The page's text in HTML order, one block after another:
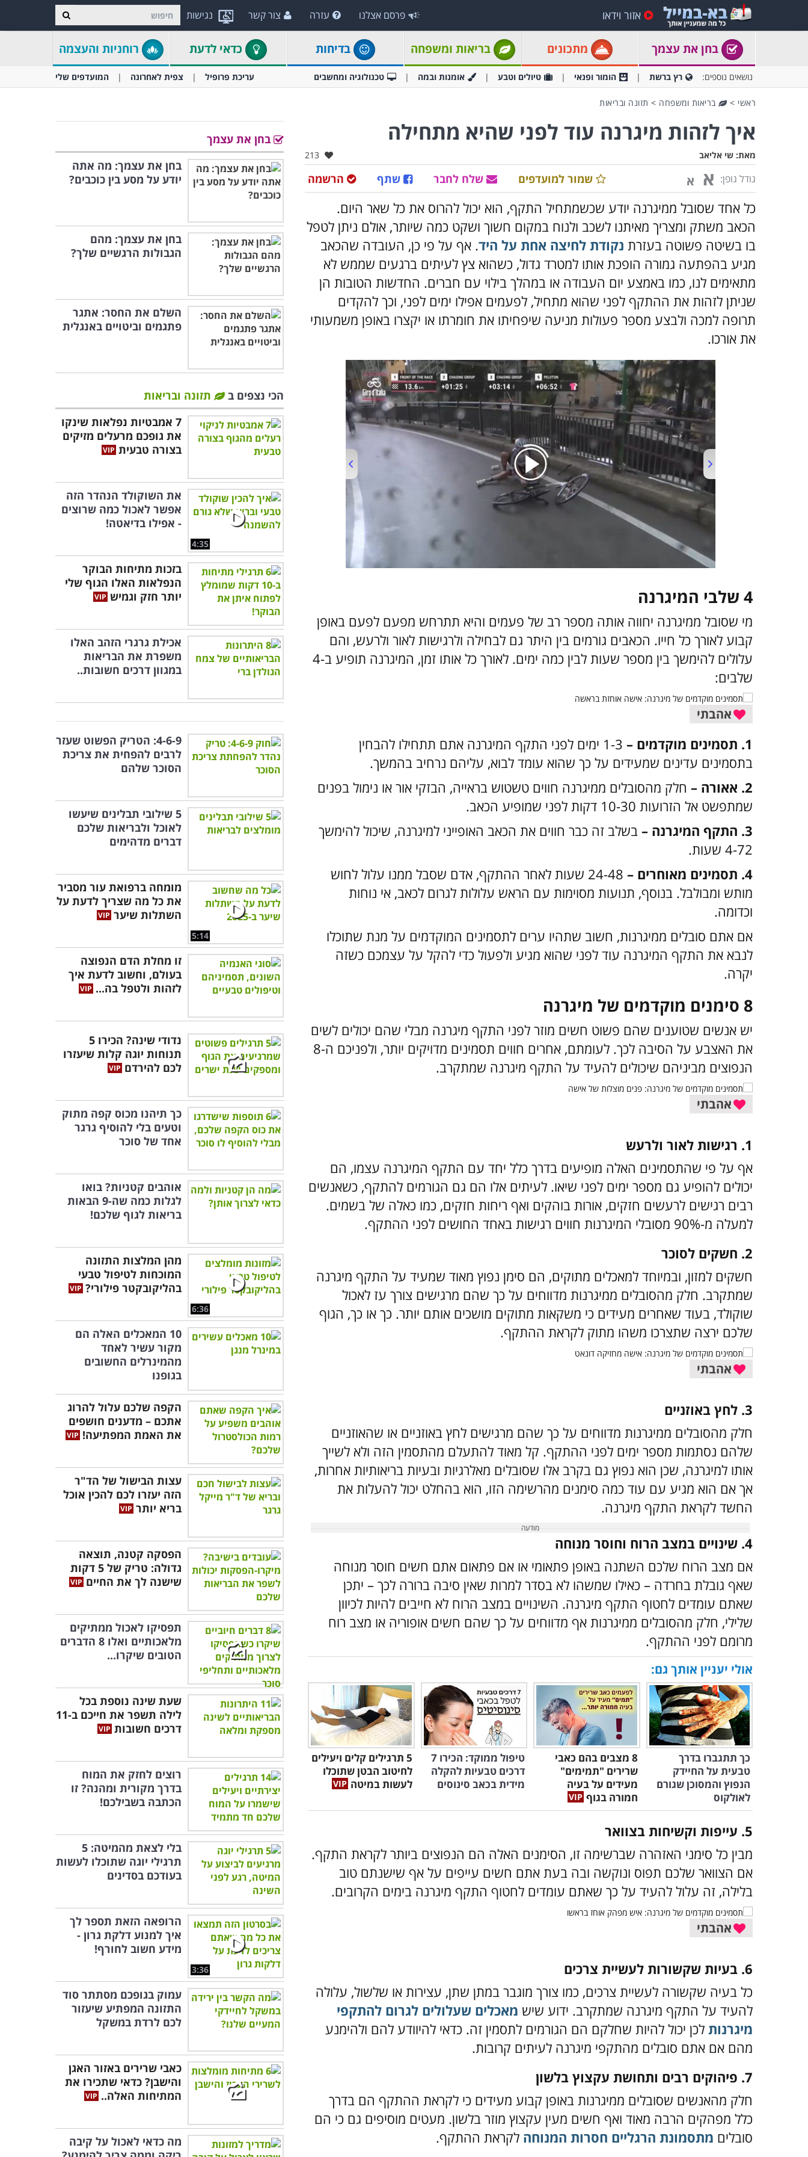
נגישות אזור וידאו פרסם אצלנו עזרה צור קשר
בחן את עצמך מתכונים בריאות ומשפחה בדיחות כדאי לדעת רוחניות והעצמה
נושאים נוספים: רץ ברשת הומור ופנאי טיולים וטבע אומנות ובמה טכנולוגיה ומחשבים עריכת פרופיל צפית לאחרונה המועדפים שלי
ראשי > בריאות ומשפחה > תזונה ובריאות
איך לזהות מיגרנה עוד לפני שהיא מתחילה
מאת: שי אליאב אהבו:
213
גודל גופן: א א הרשמה שתף שלח לחבר שמור למועדפים
כל אחד שסובל ממיגרנה יודע שכשמתחיל התקף, הוא יכול להרוס את כל שאר היום.
הכאב משתק ומצריך מאיתנו לשכב ולנוח במקום חשוך ושקט כמה שיותר, אולם ניתן לטפל
בו בשיטה פשוטה בעזרת נקודת לחיצה אחת על היד. אף על פי כן, העובדה שהכאב
מגיע בהפתעה גמורה הופכת אותו למטרד גדול, כשהוא צץ לעיתים ברגעים שממש לא
מתאימים לנו, כמו באמצע יום העבודה או במהלך בילוי עם חברים. החדשות הטובות הן
שניתן לזהות את ההתקף לפני שהוא מתחיל, לפעמים אפילו ימים לפני, וכך להקדים
תרופה למכה ולבצע מספר פעולות מניעה שיפחיתו את חומרתו או יקצרו באופן משמעותי
את אורכו.
4 שלבי המיגרנה
מי שסובל ממיגרנה יחווה אותה מספר רב של פעמים והיא תתרחש מפעם לפעם באופן
קבוע לאורך כל חייו. הכאבים גורמים בין היתר גם לבחילה ולרגישות לאור ולרעש, והם
עלולים להימשך בין מספר שעות לבין כמה ימים. לאורך כל אותו זמן, המיגרנה תופיע ב-4
שלבים:
אהבתי
1. תסמינים מוקדמים –
1-3 ימים לפני התקף המיגרנה אתם תתחילו להבחין
בתסמינים עדינים שמעידים על כך שהוא עומד לבוא, עליהם נרחיב בהמשך.
2. אאורה –
חלק מהסובלים ממיגרנה חווים טשטוש בראייה, הבזקי אור או נימול בפנים
שמתפשט אל הזרועות 10-30 דקות לפני שמופיע הכאב.
3. התקף המיגרנה –
בשלב זה כבר חווים את הכאב האופייני למיגרנה, שיכול להימשך
4-72 שעות.
4. תסמינים מאוחרים –
24-48 שעות לאחר ההתקף, אדם שסבל ממנו עלול לחוש
מותש ומבולבל. בנוסף, תנועות מסוימות עם הראש עלולות לגרום לכאב, אי נוחות
וכדומה.
אם אתם סובלים ממיגרנות, חשוב שתהיו ערים לתסמינים המוקדמים על מנת שתוכלו
לנבא את התקף המיגרנה עוד לפני שהוא מגיע ולפעול כדי להקל על עצמכם כשזה
יקרה.
8 סימנים מוקדמים של מיגרנה
יש אנשים שטוענים שהם פשוט חשים מוזר לפני התקף מיגרנה מבלי שהם יכולים לשים
את האצבע על הסיבה לכך. לעומתם, אחרים חווים תסמינים מדויקים יותר, ולפניכם ה-8
הנפוצים מביניהם שיכולים להעיד על התקף מיגרנה שמתקרב.
אהבתי
1. רגישות לאור ולרעש
אף על פי שהתסמינים האלה מופיעים בדרך כלל יחד עם התקף המיגרנה עצמו, הם
יכולים להופיע גם מספר ימים לפני שיאו. לעיתים אלו הם גם הגורמים להתקף, כשאנשים
רבים רגישים לרעשים חזקים, אורות בוהקים ואף ריחות חזקים, כמו כאלה של בשמים.
למעלה מ-90% מסובלי המיגרנות חווים רגישות באחד החושים לפני ההתקף.
2. חשקים לסוכר
חשקים למזון, ובמיוחד למאכלים מתוקים, הם סימן נפוץ מאוד שמעיד על התקף מיגרנה
שמתקרב. חלק מהסובלים ממיגרנות מדווחים על כך שהם מרגישים צורך עז לאכול
שוקולד, בעוד שאחרים מעידים כי משקאות מתוקים מושכים אותם יותר. כך או כך, הגוף
שלכם ירצה שתצרכו משהו מתוק לקראת ההתקף.
אהבתי
3. לחץ באוזניים
חלק מהסובלים ממיגרנות מדווחים על כך שהם מרגישים לחץ באוזניים או שהאוזניים
שלהם נסתמות מספר ימים לפני ההתקף. קל מאוד להתעלם מהתסמין הזה ולא לשייך
אותו למיגרנה, שכן הוא נפוץ גם בקרב אלו שסובלים מאלרגיות ובעיות בריאותיות אחרות,
אך אם הוא מגיע עם עוד כמה סימנים מהרשימה הזו, הוא בהחלט יכול להעלות את
החשד לקראת התקף מיגרנה.
4. שינויים במצב הרוח וחוסר מנוחה
אם מצב הרוח שלכם השתנה באופן פתאומי או אם פתאום אתם חשים חוסר מנוחה
שאף גובלת בחרדה – כאילו שמשהו לא בסדר למרות שאין סיבה ברורה לכך – יתכן
שאתם עומדים לחטוף התקף מיגרנה. השינויים במצב הרוח לא חייבים להיות לכיוון
שלילי, חלק מהסובלים ממיגרנות אף מדווחים על כך שהם חשים אופוריה או מצב רוח
מרומם לפני ההתקף.
אולי יעניין אותך גם:
כך תתגברו בדרך
טבעית על החיידק
הנפוץ והמסוכן שגורם
לאולקוס
8 מצבים בהם כאבי
שרירים "תמימים"
מעידים על בעיה
חמורה בגוף
טיפול ממוקד: הכירו 7
דרכים טבעיות להקלה
מידית בכאב סינוסים
5 תרגילים קלים ויעילים
לחיטוב הבטן שתוכלו
לעשות במיטה
5. עייפות וקשיחות בצוואר
מבין כל סימני האזהרה שברשימה זו, הסימנים האלה הם הנפוצים ביותר לקראת התקף.
אם הצוואר שלכם תפוס ונוקשה ובה בעת אתם חשים עייפים על אף שישנתם טוב
בלילה, זה עלול להעיד על כך שאתם עומדים לחטוף התקף מיגרנה בימים הקרובים.
אהבתי
6. בעיות שקשורות לעשיית צרכים
כל בעיה שקשורה לעשיית צרכים, כמו צורך מוגבר במתן שתן, עצירות או שלשול, עלולה
להעיד על התקף מיגרנה שמתקרב. ידוע שיש מאכלים שעלולים לגרום להתקפי
מיגרנותלכן יכול להיות שחלקם הם הגורמים לתסמין זה. כדאי להיוודע להם ולהימנע
מהם אם אתם סובלים מהתקפי מיגרנה לעיתים קרובות.
7. פיהוקים רבים ותחושת עקצוץ בלשון
חלק מהאנשים שסובלים ממיגרנות באופן קבוע מעידים כי לקראת ההתקף הם בדרך
כלל מפהקים הרבה מאוד ואף חשים מעין עקצוץ מוזר בלשון. מעטים מוסיפים גם כי הם
סובלים מתסמונת הרגליים חסרות המנוחה לקראת ההתקף.
בחן את עצמך
בחן את עצמך: מה אתה
יודע על מסע בין כוכבים?
בחן את עצמך: מהם
הגבולות הרגשיים שלך?
השלם את החסר: אתגר
פתגמים וביטויים באנגלית
הכי נצפים ב
תזונה ובריאות
7 אמבטיות נפלאות שינקו
את גופכם מרעלים מזיקים
בצורה טבעית
4:35
את השוקולד הנהדר הזה
אפשר לאכול כמה שרוצים
- אפילו בדיאטה!
בזכות מתיחות הבוקר
הנפלאות האלו הגוף שלי
יותר חזק וגמיש
אכילת גרגרי הזהב האלו
משפרת את הבריאות
במגוון דרכים חשובות..
4-6-9: הטריק הפשוט שעזר
לרבים להפחית את צריכת
הסוכר שלהם
5 שילובי תבלינים שיעשו
לאוכל ולבריאות שלכם
דברים מדהימים
5:14
מומחה ברפואת עור מסביר
את כל מה שצריך לדעת על
השתלות שיער
זו מחלת הדם הנפוצה
בעולם, וחשוב לדעת איך
לזהות ולטפל בה...
נדודי שינה? הכירו 5
תנוחות יוגה קלות שיעזרו
לכם להירדם
כך תיהנו מכוס קפה מתוק
וטעים בלי להוסיף גרגר
אחד של סוכר
אוהבים קטניות? בואו
לגלות כמה שה-9 הבאות
בריאות לגוף שלכם!
6:36
מהן המלצות התזונה
המוכחות לטיפול טבעי
בהליקובקטר פילורי?
10 המאכלים האלה הם
מקור עשיר לאחד
מהמינרלים החשובים
בגופנו
הקפה שלכם עלול להרוג
אתכם – מדענים חושפים
את האמת המפתיעה!
עצות הבישול של הד"ר
הזה יעזרו לכם להכין אוכל
בריא יותר
הפסקה קטנה, תוצאה
גדולה: טריק של 5 דקות
שישנה לך את החיים
תפסיקו לאכול ממתיקים
מלאכותיים ואלו 8 הדברים
הטובים שיקרו...
שעת שינה נוספת בכל
לילה תשפר את חייכם ב-11
דרכים חשובות
רוצים לחזק את המוח
בדרך מקורית ומהנה? זו
הכתבה בשבילכם!
בלי לצאת מהמיטה: 5
תרגילי יוגה שתוכלו לעשות
בעודכם בסדינים
3:36
הרופאה הזאת תספר לך
איך למנוע דלקת גרון -
מידע חשוב לחורף!
עמוק בגופכם מסתתר סוד
התזונה המפתיע שיעזור
לכם לרדת במשקל
כאבי שרירים באזור האגן
והישבן? כדאי שתכירו את
המתיחות האלה..
מה כדאי לאכול על קיבה